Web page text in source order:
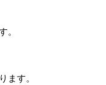
。
ます。